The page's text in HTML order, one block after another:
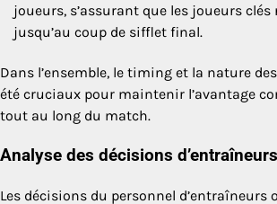
joueurs, s’assurant que les joueurs
jusqu’au coup de sifflet final.
Dans l’ensemble, le timing et la nature
été cruciaux pour maintenir l’avantage
tout au long du match.
Analyse des décisions d’entraîneurs
Les décisions du personnel d’entraîneurs